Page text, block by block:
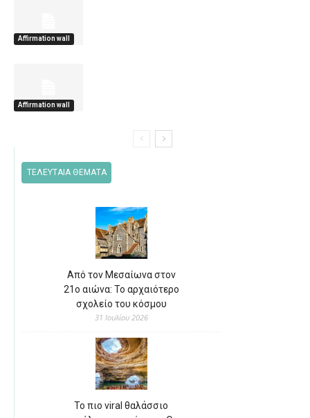
Affirmation wall
Affirmation wall
ΤΕΛΕΥΤΑΙΑ ΘΕΜΑΤΑ
Από τον Μεσαίωνα στον
21ο αιώνα: Το αρχαιότερο
σχολείο του κόσμου
31 Ιουλίου 2026
Το πιο viral θαλάσσιο